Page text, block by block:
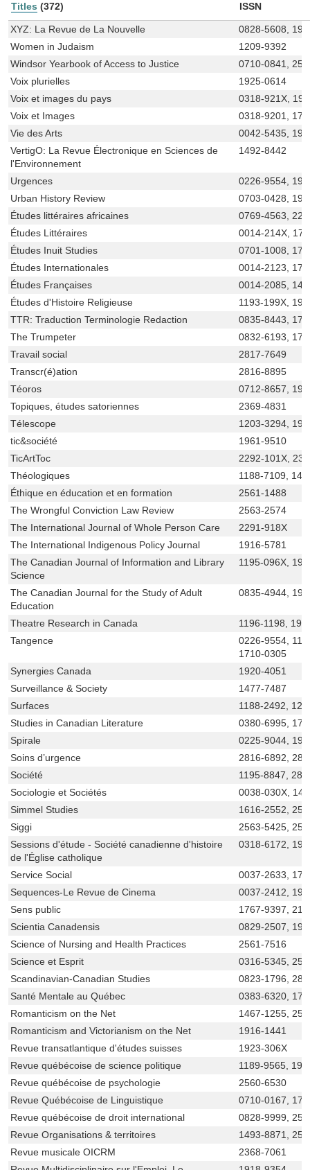
Titles (372) ISSN
XYZ: La Revue de La Nouvelle
0828-5608,
Women in Judaism
1209-9392
Windsor Yearbook of Access to Justice
0710-0841,
Voix plurielles
1925-0614
Voix et images du pays
0318-921X,
Voix et Images
0318-9201,
Vie des Arts
0042-5435,
VertigO: La Revue Électronique en Sciences de
l'Environnement
1492-8442
Urgences
0226-9554,
Urban History Review
0703-0428,
Études littéraires africaines
0769-4563,
Études Littéraires
0014-214X,
Études Inuit Studies
0701-1008,
Études Internationales
0014-2123,
Études Françaises
0014-2085,
Études d'Histoire Religieuse
1193-199X,
TTR: Traduction Terminologie Redaction
0835-8443,
The Trumpeter
0832-6193,
Travail social
2817-7649
Transcr(é)ation
2816-8895
Téoros
0712-8657,
Topiques, études satoriennes
2369-4831
Télescope
1203-3294,
tic&société
1961-9510
TicArtToc
2292-101X,
Théologiques
1188-7109,
Éthique en éducation et en formation
2561-1488
The Wrongful Conviction Law Review
2563-2574
The International Journal of Whole Person Care
2291-918X
The International Indigenous Policy Journal
1916-5781
The Canadian Journal of Information and Library
Science
1195-096X,
The Canadian Journal for the Study of Adult
Education
0835-4944,
Theatre Research in Canada
1196-1198,
Tangence
0226-9554,
1710-0305
Synergies Canada
1920-4051
Surveillance & Society
1477-7487
Surfaces
1188-2492,
Studies in Canadian Literature
0380-6995,
Spirale
0225-9044,
Soins d’urgence
2816-6892,
Société
1195-8847,
Sociologie et Sociétés
0038-030X,
Simmel Studies
1616-2552,
Siggi
2563-5425,
Sessions d'étude - Société canadienne d'histoire
de l'Église catholique
0318-6172,
Service Social
0037-2633,
Sequences-Le Revue de Cinema
0037-2412,
Sens public
1767-9397,
Scientia Canadensis
0829-2507,
Science of Nursing and Health Practices
2561-7516
Science et Esprit
0316-5345,
Scandinavian-Canadian Studies
0823-1796,
Santé Mentale au Québec
0383-6320,
Romanticism on the Net
1467-1255,
Romanticism and Victorianism on the Net
1916-1441
Revue transatlantique d'études suisses
1923-306X
Revue québécoise de science politique
1189-9565,
Revue québécoise de psychologie
2560-6530
Revue Québécoise de Linguistique
0710-0167,
Revue québécoise de droit international
0828-9999,
Revue Organisations & territoires
1493-8871,
Revue musicale OICRM
2368-7061